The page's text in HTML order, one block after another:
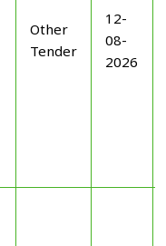
Other
Tender
12-
08-
2026